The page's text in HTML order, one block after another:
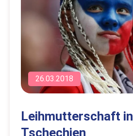
26.03.2018
Leihmutterschaft in
Tschechien